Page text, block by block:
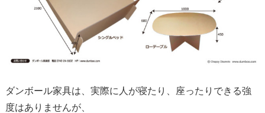
ダンボール家具は、実際に人が寝たり、座ったりできる強
度はありませんが、